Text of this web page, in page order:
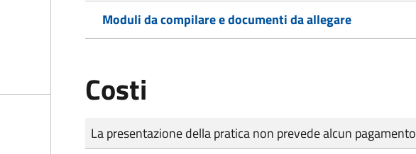
Moduli da compilare e documenti da allegare
Costi
Tipo di pagamento
Importo
La presentazione della pratica non prevede alcun pagamento